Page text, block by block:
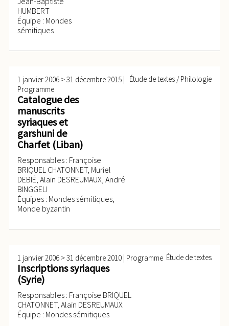
HUMBERT
Équipe : Mondes
sémitiques
1 janvier 2006 >31 décembre 2015 |
Programme
Catalogue des
manuscrits
syriaques et
garshuni de
Charfet (Liban)
Responsables : Françoise
BRIQUEL CHATONNET, Muriel
DEBIÉ, Alain DESREUMAUX, André
BINGGELI
Équipes : Mondes sémitiques,
Monde byzantin
Étude de textes / Philologie
1 janvier 2006 >31 décembre 2010 | Programme
Inscriptions syriaques
(Syrie)
Responsables : Françoise BRIQUEL
CHATONNET, Alain DESREUMAUX
Équipe : Mondes sémitiques
Étude de textes